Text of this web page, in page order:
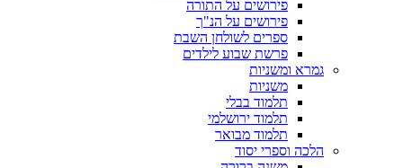
פירושים על התורה
פירושים על הנ"ך
ספרים לשולחן השבת
פרשת שבוע לילדים
גמרא ומשניות
משניות
תלמוד בבלי
תלמוד ירושלמי
תלמוד מבואר
הלכה וספרי יסוד